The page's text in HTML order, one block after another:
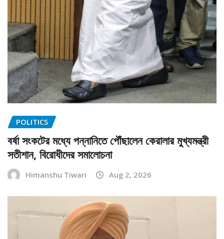
POLITICS
বর্ষা সংকটের মধ্যে পন্নানিতে পৌঁছালেন কেরালার মুখ্যমন্ত্রী
সতীশান, বিরোধীদের সমালোচনা
Himanshu Tiwari Aug 2, 2026